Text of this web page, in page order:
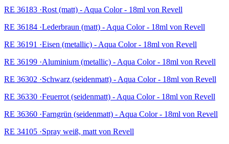
RE 36183 ·Rost (matt) - Aqua Color - 18ml von Revell
RE 36184 ·Lederbraun (matt) - Aqua Color - 18ml von Revell
RE 36191 ·Eisen (metallic) - Aqua Color - 18ml von Revell
RE 36199 ·Aluminium (metallic) - Aqua Color - 18ml von Revell
RE 36302 ·Schwarz (seidenmatt) - Aqua Color - 18ml von Revell
RE 36330 ·Feuerrot (seidenmatt) - Aqua Color - 18ml von Revell
RE 36360 ·Farngrün (seidenmatt) - Aqua Color - 18ml von Revell
RE 34105 ·Spray weiß, matt von Revell